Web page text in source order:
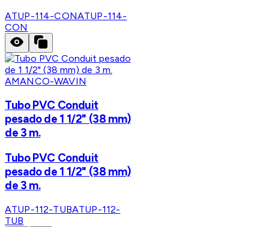
ATUP-114-CONATUP-114-
CON
AMANCO-WAVIN
Tubo PVC Conduit
pesado de 1 1/2" (38 mm)
de 3 m.
Tubo PVC Conduit
pesado de 1 1/2" (38 mm)
de 3 m.
ATUP-112-TUBATUP-112-
TUB